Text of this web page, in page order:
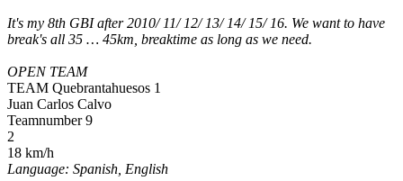
It's my 8th GBI after 2010/ 11/ 12/ 13/ 14/ 15/ 16. We want to have
break's all 35 … 45km, breaktime as long as we need.
OPEN TEAM
TEAM Quebrantahuesos 1
Juan Carlos Calvo
Teamnumber 9
2
18 km/h
Language: Spanish, English